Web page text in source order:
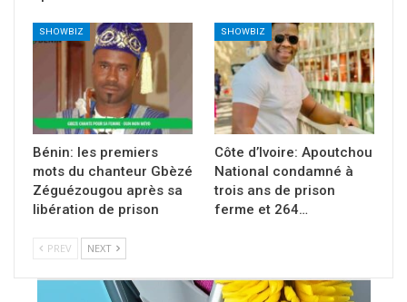
SHOWBIZ
Bénin: les premiers
mots du chanteur Gbèzé
Zéguézougou après sa
libération de prison
SHOWBIZ
Côte d’Ivoire: Apoutchou
National condamné à
trois ans de prison
ferme et 264…
PREV NEXT